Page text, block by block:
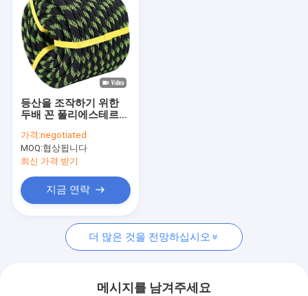
꼰 유틸리티 로프
550 파라코드 로프
반사 텐트 로프
자석 낚시 밧줄
야외 나일론 로프
캠핑 가이 로프
야외 등반 로프
등산을 조작하기 위한
두배 꼰 폴리에스테르
강한 당김
가격:negotiated
MOQ:협상됩니다
최신 가격 받기
지금 연락
더 많은 것을 전망하십시오
메시지를 남겨주세요